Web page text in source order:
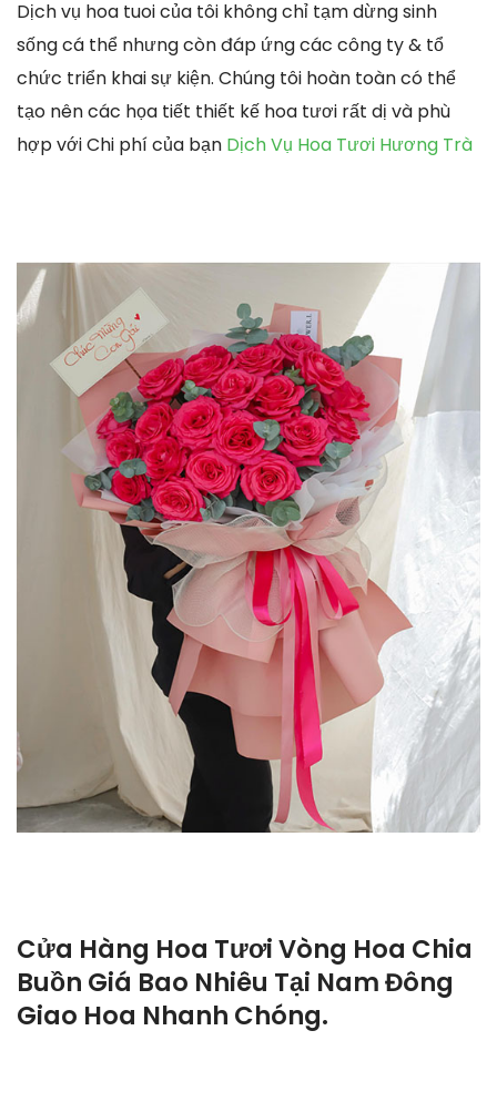
Dịch vụ hoa tuoi của tôi không chỉ tạm dừng sinh
sống cá thể nhưng còn đáp ứng các công ty & tổ
chức triển khai sự kiện. Chúng tôi hoàn toàn có thể
tạo nên các họa tiết thiết kế hoa tươi rất dị và phù
hợp với Chi phí của bạn Dịch Vụ Hoa Tươi Hương Trà
Cửa Hàng Hoa Tươi Vòng Hoa Chia
Buồn Giá Bao Nhiêu Tại Nam Đông
Giao Hoa Nhanh Chóng.